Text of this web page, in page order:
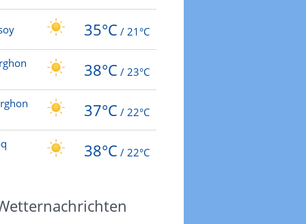
35°C / 21°C
38°C / 23°C
37°C / 22°C
38°C / 22°C